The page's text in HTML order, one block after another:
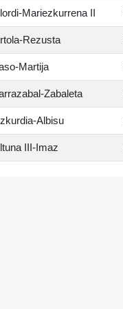
Mariezkurrena II
Rezusta
Martija
Zabaleta
Albisu
III-Imaz